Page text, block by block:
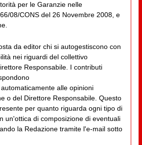
per le Garanzie nelle
08/CONS del 26 Novembre 2008, e
da editor chi si autogestiscono con
nei riguardi del collettivo
Responsabile. I contributi
alle opinioni
o del Direttore Responsabile. Questo
per quanto riguarda ogni tipo di
un'ottica di composizione di eventuali
la Redazione tramite l'e-mail sotto